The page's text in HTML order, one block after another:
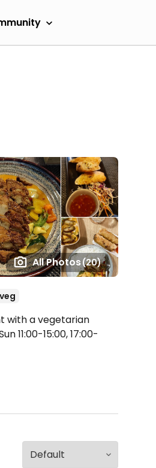
All Photos(20)
with a vegetarian
11:00-15:00, 17:00-